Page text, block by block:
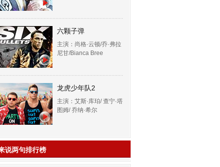
六颗子弹
主演：尚格·云顿/乔·弗拉
尼甘/Bianca Bree
龙虎少年队2
主演：艾斯·库珀/ 查宁·塔
图姆/ 乔纳·希尔
说两句排行榜